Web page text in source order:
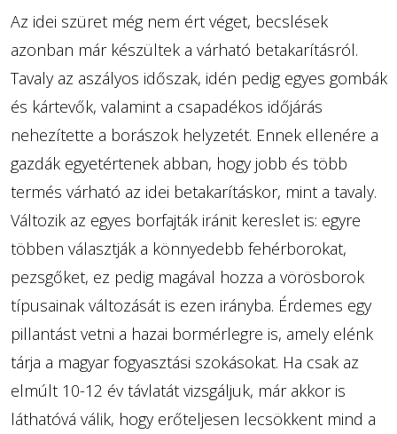
Az idei szüret még nem ért véget, becslések
azonban már készültek a várható betakarításról.
Tavaly az aszályos időszak, idén pedig egyes gombák
és kártevők, valamint a csapadékos időjárás
nehezítette a borászok helyzetét. Ennek ellenére a
gazdák egyetértenek abban, hogy jobb és több
termés várható az idei betakarításkor, mint a tavaly.
Változik az egyes borfajták iránit kereslet is: egyre
többen választják a könnyedebb fehérborokat,
pezsgőket, ez pedig magával hozza a vörösborok
típusainak változását is ezen irányba. Érdemes egy
pillantást vetni a hazai bormérlegre is, amely elénk
tárja a magyar fogyasztási szokásokat. Ha csak az
elmúlt 10-12 év távlatát vizsgáljuk, már akkor is
láthatóvá válik, hogy erőteljesen lecsökkent mind a